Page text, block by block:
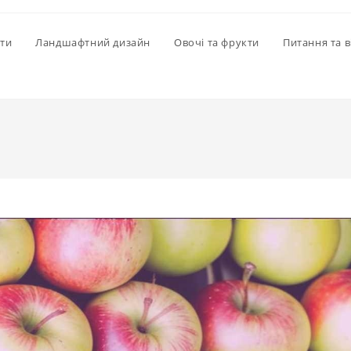
Ландшафтний дизайн Овочі та фрукти Питання та